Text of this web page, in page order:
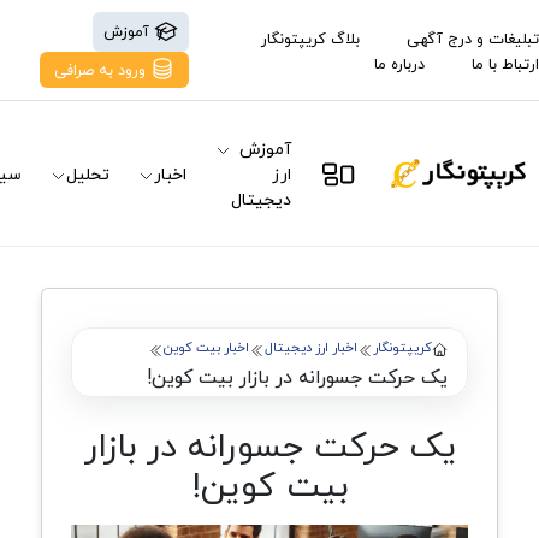
تبلیغات و درج آگهی
بلاگ کریپتونگار
ارتباط با ما
درباره ما
آموزش
ورود به صرافی
آموزش
ارز
دیجیتال
اخبار تحلیل
کریپتونگار اخبار ارز دیجیتال اخبار بیت کوین
یک حرکت جسورانه در بازار بیت کوین!
یک حرکت جسورانه در بازار
بیت کوین!